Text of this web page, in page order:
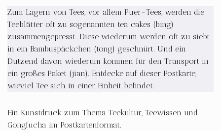
Zum Lagern von Tees, vor allem Puer-Tees, werden die
Teeblätter oft zu sogenannten tea cakes (bing)
zusammengepresst. Diese wiederum werden oft zu siebt
in ein Bambuspäckchen (tong) geschnürt. Und ein
Dutzend davon wiederum kommen für den Transport in
ein großes Paket (jian). Entdecke auf dieser Postkarte,
wieviel Tee sich in einer Einheit befindet.
Ein Kunstdruck zum Thema Teekultur, Teewissen und
Gongfucha im Postkartenformat.